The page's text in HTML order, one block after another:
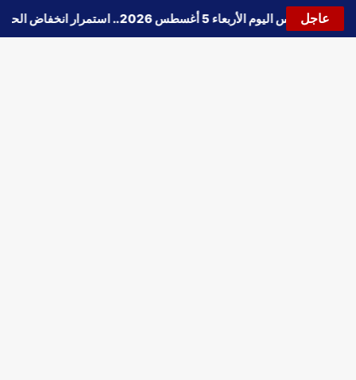
عاجل
🔵حالة الطقس اليوم الأربعاء 5 أغسطس 2026.. استمرار انخفاض الحرارة وتحذيرات من الشبورة واضطراب الملاحة